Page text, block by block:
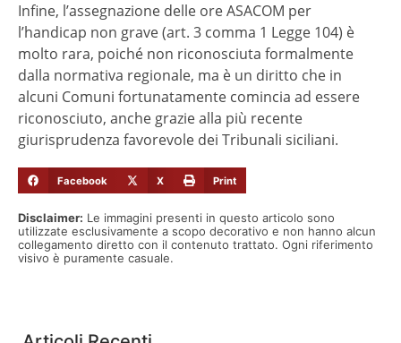
Infine, l’assegnazione delle ore ASACOM per
l’handicap non grave (art. 3 comma 1 Legge 104) è
molto rara, poiché non riconosciuta formalmente
dalla normativa regionale, ma è un diritto che in
alcuni Comuni fortunatamente comincia ad essere
riconosciuto, anche grazie alla più recente
giurisprudenza favorevole dei Tribunali siciliani.
Facebook X Print
Disclaimer: Le immagini presenti in questo articolo sono
utilizzate esclusivamente a scopo decorativo e non hanno alcun
collegamento diretto con il contenuto trattato. Ogni riferimento
visivo è puramente casuale.